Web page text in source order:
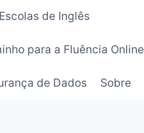
Escolas de Inglês
para a Fluência Online
de Dados Sobre